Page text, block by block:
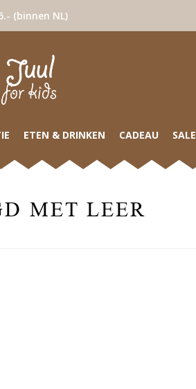
(binnen NL)
ETEN & DRINKEN CADEAU SALE
MET LEER